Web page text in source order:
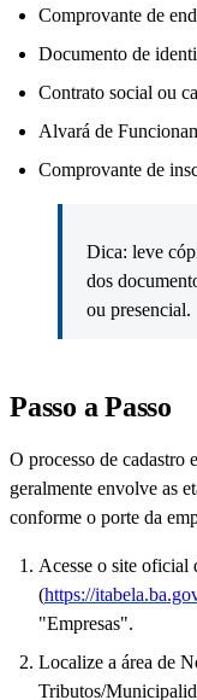
Comprovante de
Documento de
Contrato social ou
Alvará de
Comprovante de
Dica: leve
dos
ou presencial.
Passo a Passo
O processo de cadastro
geralmente envolve as
conforme o porte da
Acesse o site oficial
(https://
"Empresas".
Localize a área de
Tributos/